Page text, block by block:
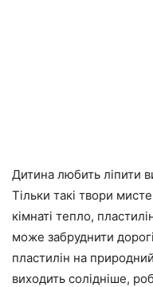
Дитина любить ліпити
Тільки такі твори
кімнаті тепло,
може забруднити
пластилін на
виходить солідніше,